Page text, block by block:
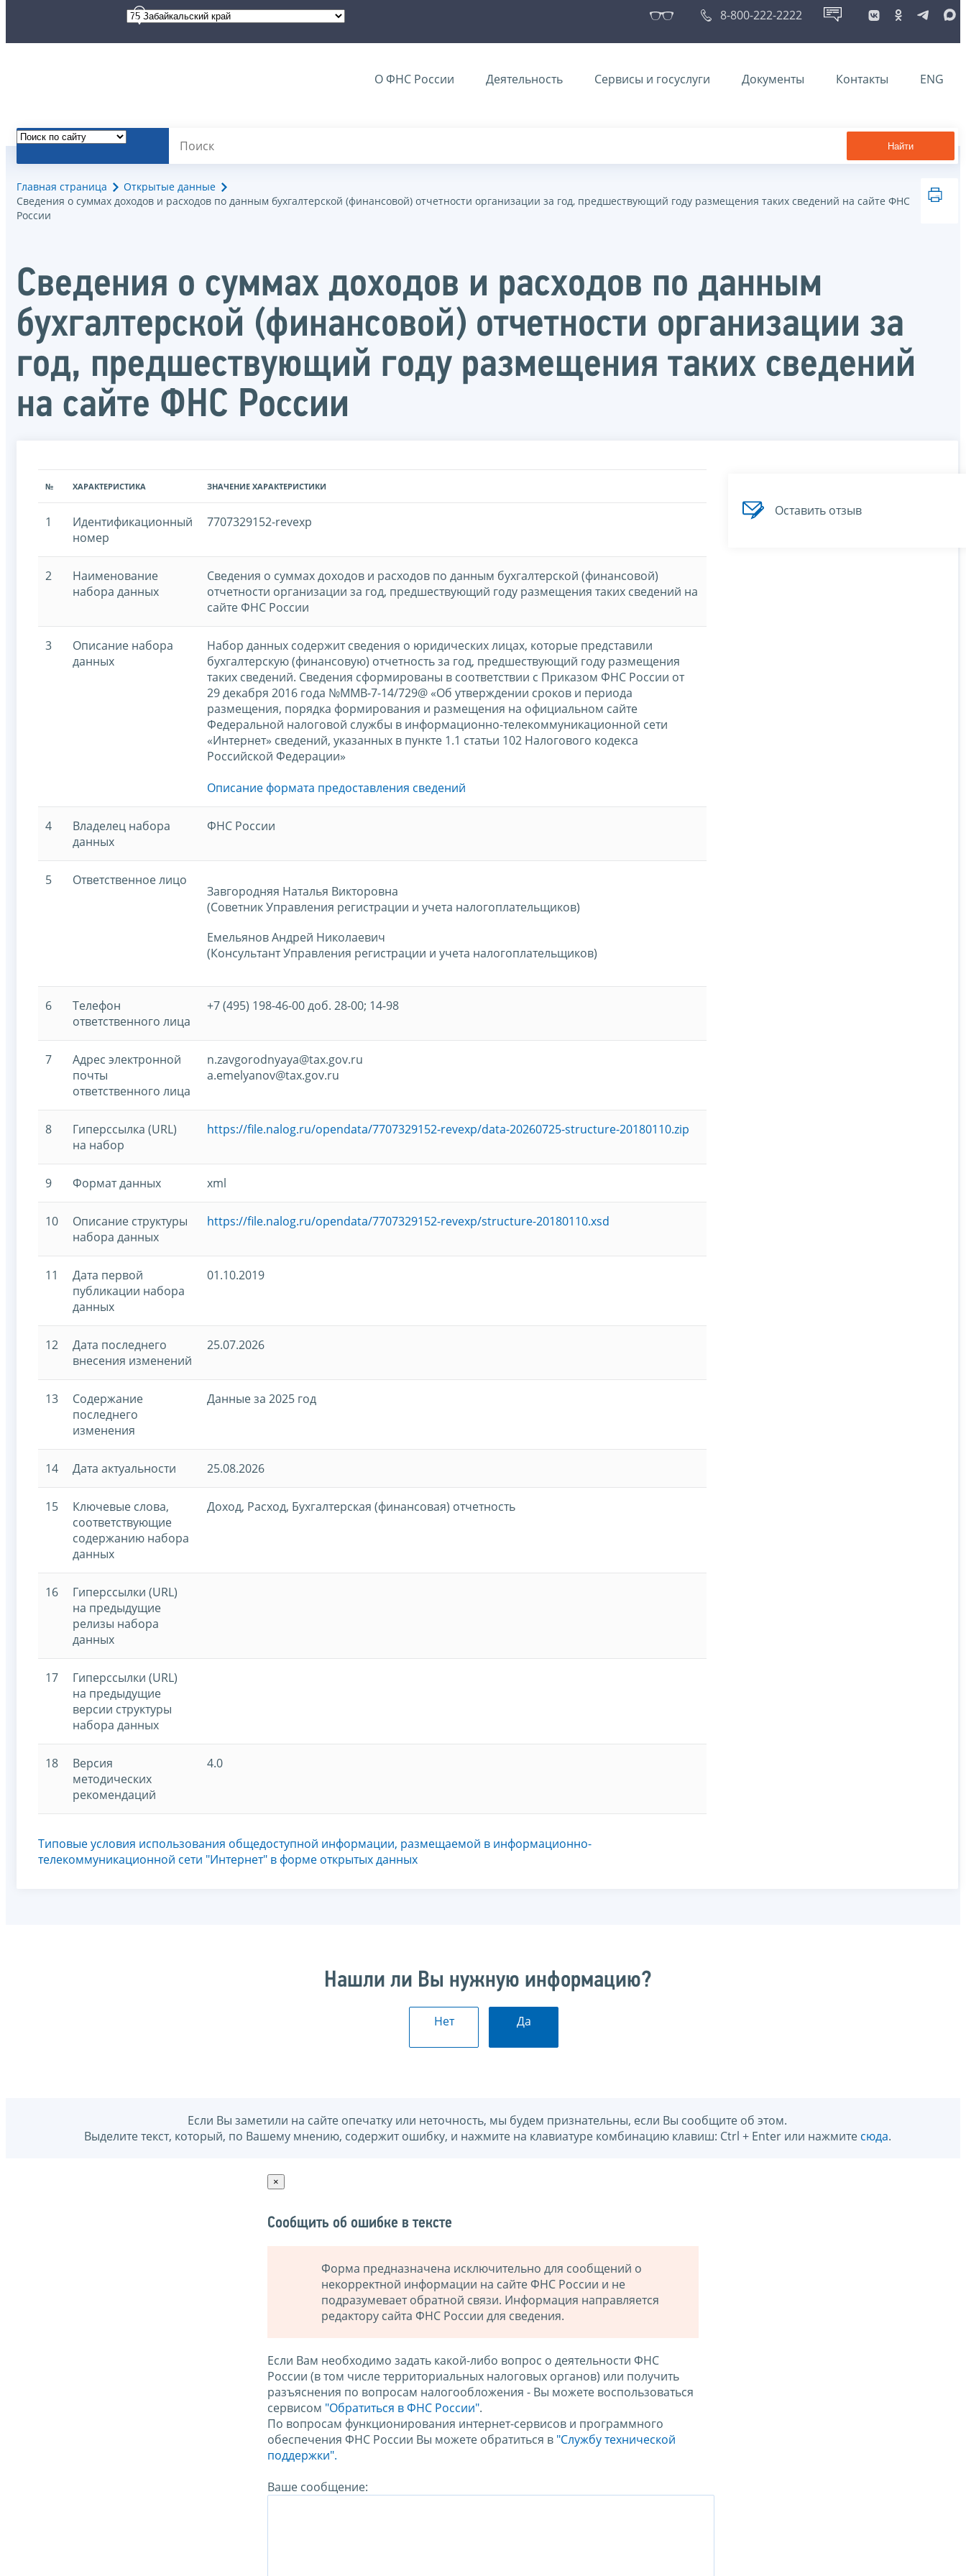
8-800-222-2222
О ФНС России Деятельность Сервисы и госуслуги Документы Контакты ENG
Найти
Главная страница
Открытые данные
Сведения о суммах доходов и расходов по данным бухгалтерской (финансовой) отчетности организации за год, предшествующий году размещения таких сведений на сайте ФНС
России
Сведения о суммах доходов и расходов по данным
бухгалтерской (финансовой) отчетности организации за
год, предшествующий году размещения таких сведений
на сайте ФНС России
№ ХАРАКТЕРИСТИКА ЗНАЧЕНИЕ ХАРАКТЕРИСТИКИ
1
Идентификационный
номер
7707329152-revexp
2
Наименование
набора данных
Сведения о суммах доходов и расходов по данным бухгалтерской (финансовой)
отчетности организации за год, предшествующий году размещения таких сведений на
сайте ФНС России
3
Описание набора
данных
Набор данных содержит сведения о юридических лицах, которые представили
бухгалтерскую (финансовую) отчетность за год, предшествующий году размещения
таких сведений. Сведения сформированы в соответствии с Приказом ФНС России от
29 декабря 2016 года №ММВ-7-14/729@ «Об утверждении сроков и периода
размещения, порядка формирования и размещения на официальном сайте
Федеральной налоговой службы в информационно-телекоммуникационной сети
«Интернет» сведений, указанных в пункте 1.1 статьи 102 Налогового кодекса
Российской Федерации»
Описание формата предоставления сведений
4
Владелец набора
данных
ФНС России
5 Ответственное лицо
Завгородняя Наталья Викторовна
(Советник Управления регистрации и учета налогоплательщиков)
Емельянов Андрей Николаевич
(Консультант Управления регистрации и учета налогоплательщиков)
6
Телефон
ответственного лица
+7 (495) 198-46-00 доб. 28-00; 14-98
7
Адрес электронной
почты
ответственного лица
n.zavgorodnyaya@tax.gov.ru
a.emelyanov@tax.gov.ru
8
Гиперссылка (URL)
на набор
https://file.nalog.ru/opendata/7707329152-revexp/data-20260725-structure-20180110.zip
9 Формат данных xml
10
Описание структуры
набора данных
https://file.nalog.ru/opendata/7707329152-revexp/structure-20180110.xsd
11
Дата первой
публикации набора
данных
01.10.2019
12
Дата последнего
внесения изменений
25.07.2026
13
Содержание
последнего
изменения
Данные за 2025 год
14 Дата актуальности 25.08.2026
15
Ключевые слова,
соответствующие
содержанию набора
данных
Доход, Расход, Бухгалтерская (финансовая) отчетность
16
Гиперссылки (URL)
на предыдущие
релизы набора
данных
17
Гиперссылки (URL)
на предыдущие
версии структуры
набора данных
18
Версия
методических
рекомендаций
4.0
Типовые условия использования общедоступной информации, размещаемой в информационно-
телекоммуникационной сети "Интернет" в форме открытых данных
Оставить отзыв
Нашли ли Вы нужную информацию?
Нет Да
Если Вы заметили на сайте опечатку или неточность, мы будем признательны, если Вы сообщите об этом.
Выделите текст, который, по Вашему мнению, содержит ошибку, и нажмите на клавиатуре комбинацию клавиш: Ctrl + Enter или нажмите сюда.
×
Сообщить об ошибке в тексте
Форма предназначена исключительно для сообщений о
некорректной информации на сайте ФНС России и не
подразумевает обратной связи. Информация направляется
редактору сайта ФНС России для сведения.
Если Вам необходимо задать какой-либо вопрос о деятельности ФНС
России (в том числе территориальных налоговых органов) или получить
разъяснения по вопросам налогообложения - Вы можете воспользоваться
сервисом "Обратиться в ФНС России".
По вопросам функционирования интернет-сервисов и программного
обеспечения ФНС России Вы можете обратиться в "Службу технической
поддержки".
Ваше сообщение: